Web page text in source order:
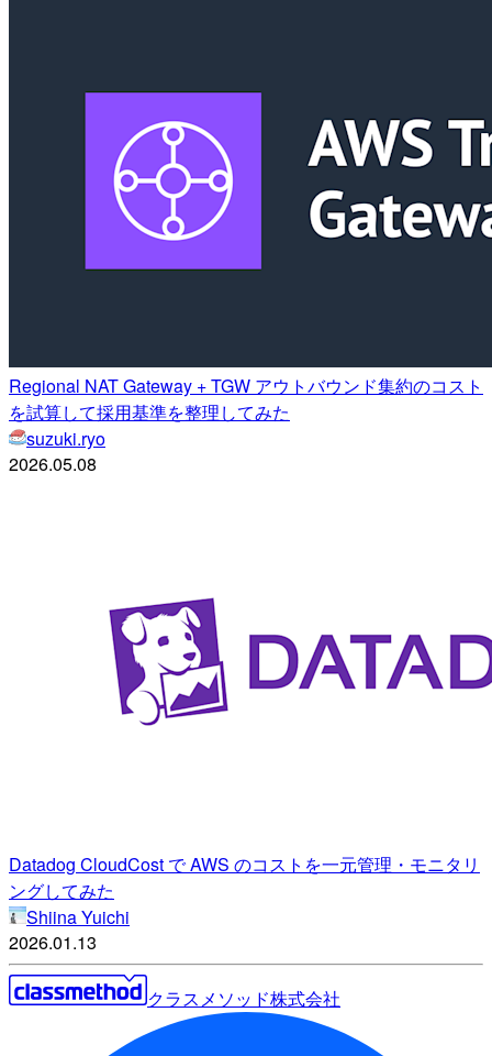
Regional NAT Gateway + TGW アウトバウンド集約のコスト
を試算して採用基準を整理してみた
suzuki.ryo
2026.05.08
Datadog CloudCost で AWS のコストを一元管理・モニタリ
ングしてみた
Shiina Yuichi
2026.01.13
クラスメソッド株式会社